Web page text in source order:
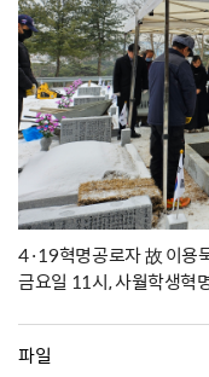
4·19혁명공로자 故 이용
금요일 11시, 사월학생혁
파일